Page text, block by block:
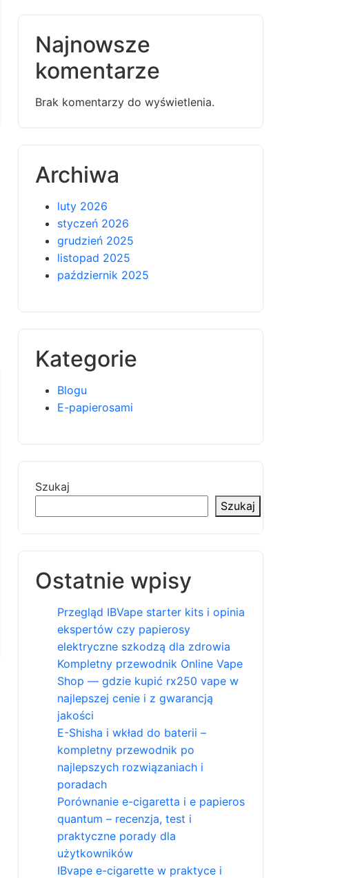
Najnowsze
komentarze
Brak komentarzy do wyświetlenia.
Archiwa
luty 2026
styczeń 2026
grudzień 2025
listopad 2025
październik 2025
Kategorie
Blogu
E-papierosami
Szukaj
Szukaj
Ostatnie wpisy
Przegląd IBVape starter kits i opinia
ekspertów czy papierosy
elektryczne szkodzą dla zdrowia
Kompletny przewodnik Online Vape
Shop — gdzie kupić rx250 vape w
najlepszej cenie i z gwarancją
jakości
E-Shisha i wkład do baterii –
kompletny przewodnik po
najlepszych rozwiązaniach i
poradach
Porównanie e-cigaretta i e papieros
quantum – recenzja, test i
praktyczne porady dla
użytkowników
IBvape e-cigarette w praktyce i